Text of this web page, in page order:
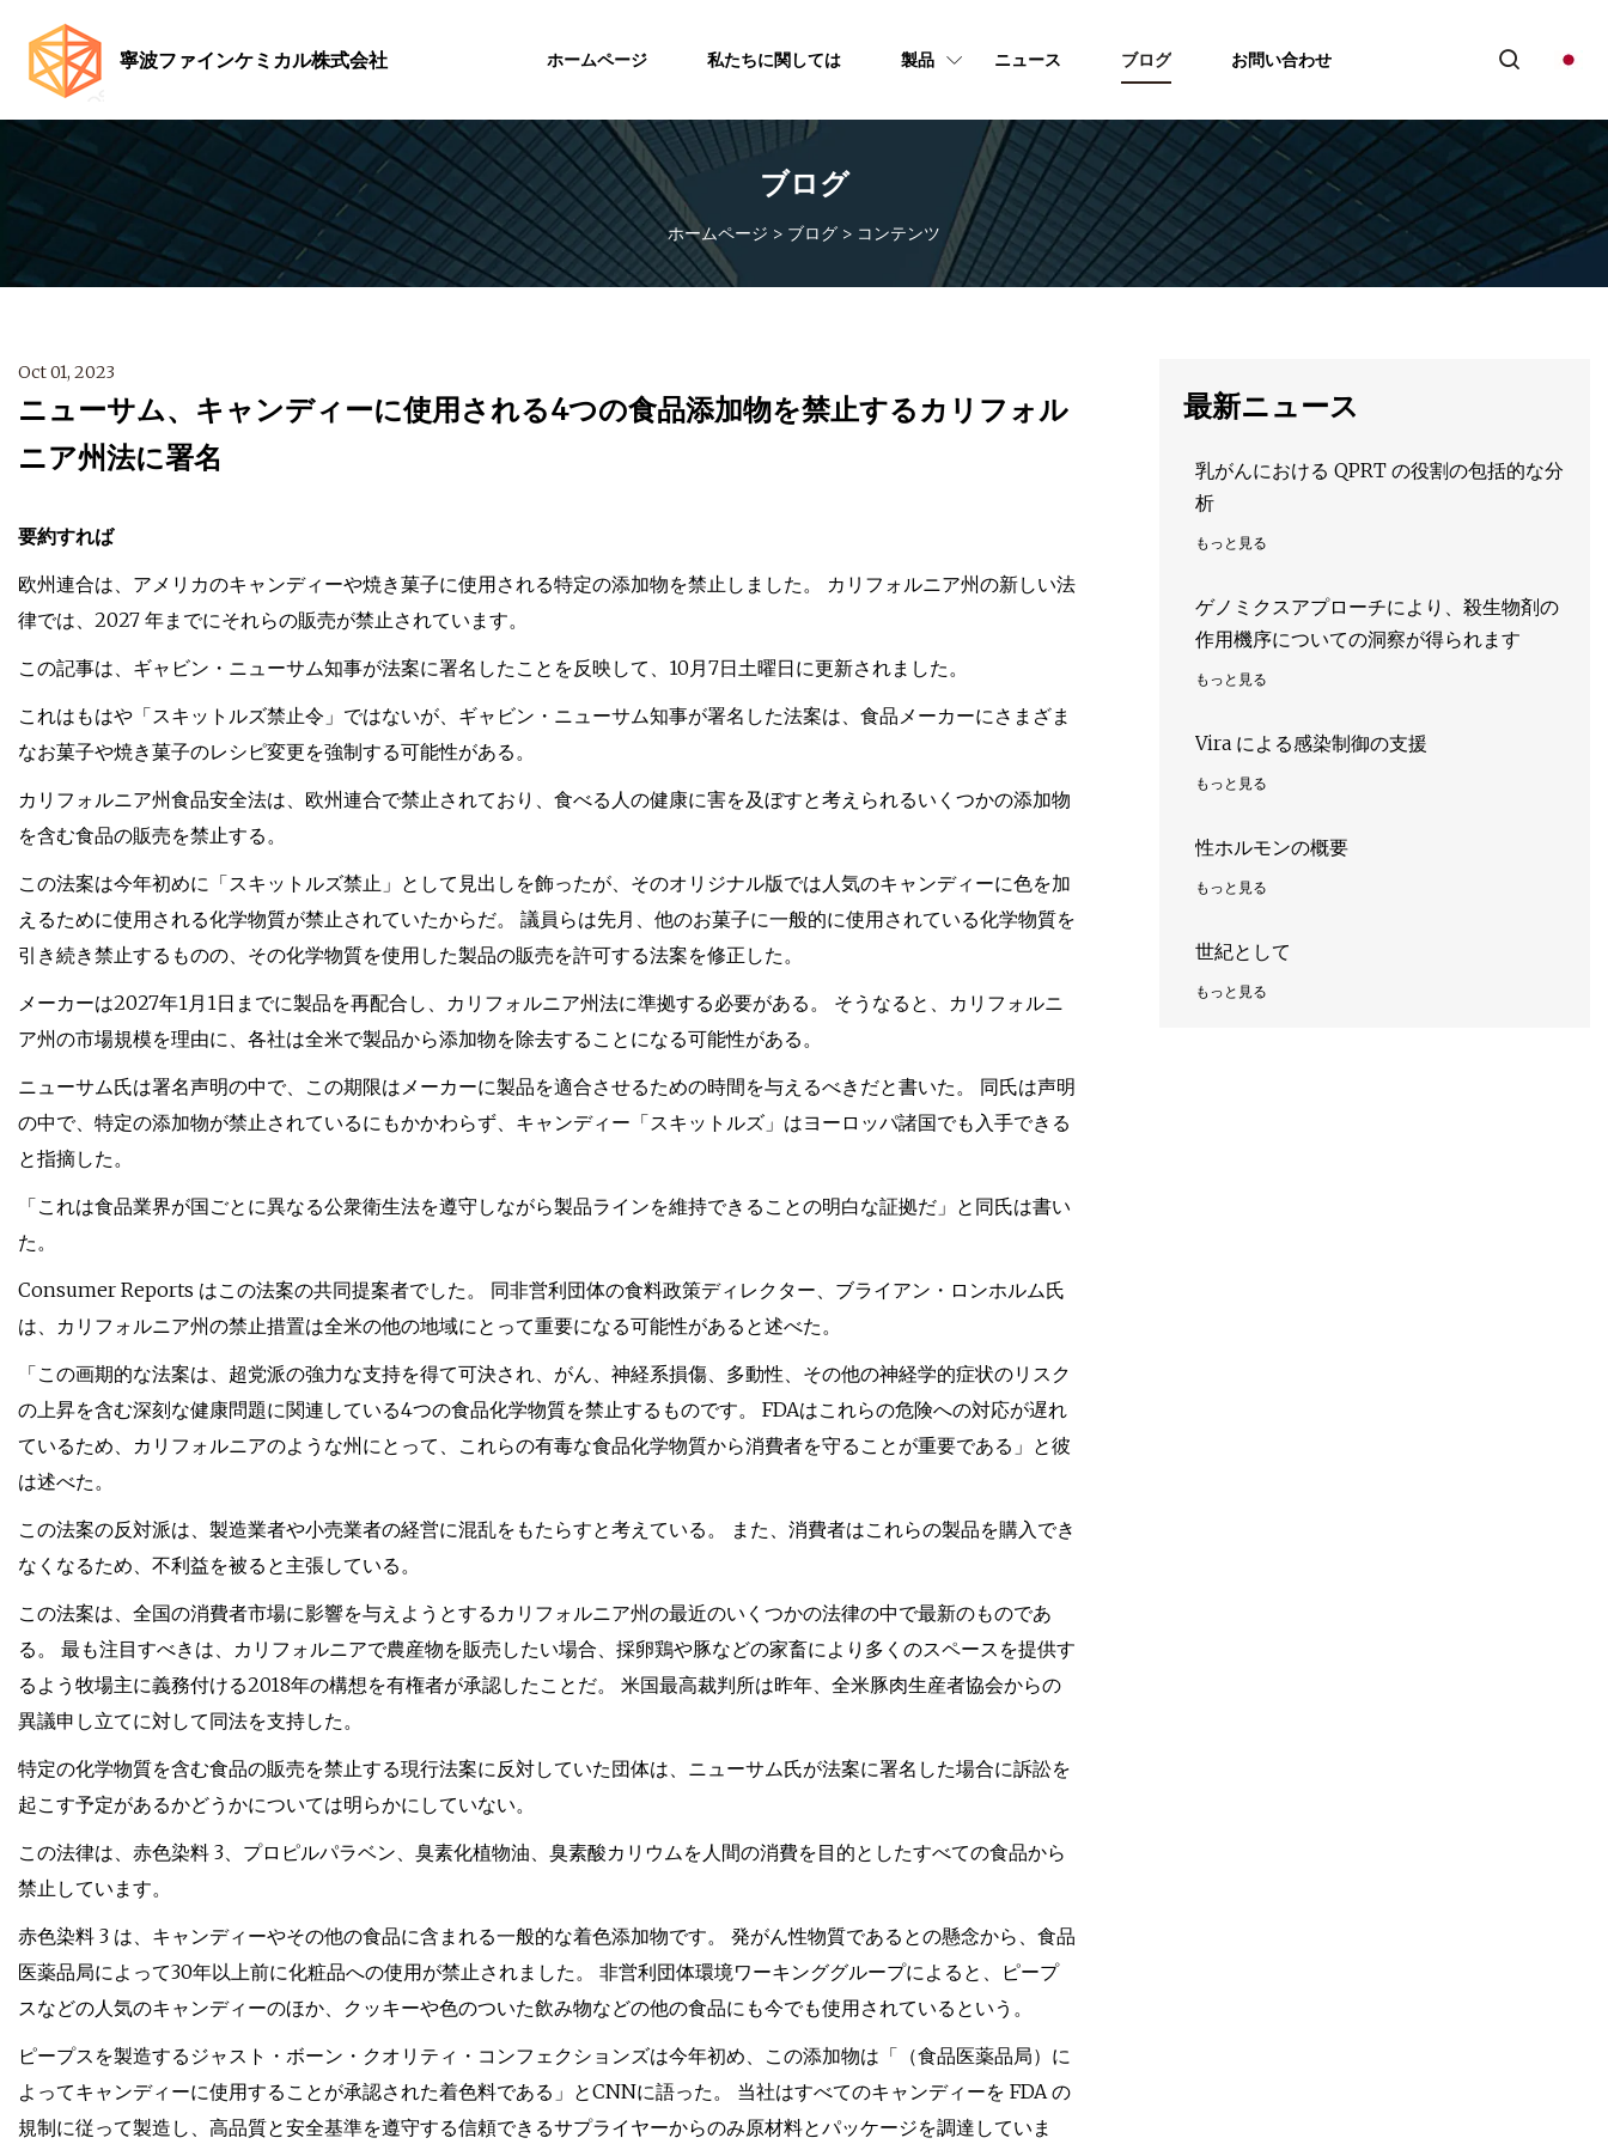
寧波ファインケミカル株式会社 ホームページ 私たちに関しては 製品 ニュース ブログ お問い合わせ
ブログ
ホームページ > ブログ > コンテンツ
Oct 01, 2023
ニューサム、キャンディーに使用される4つの食品添加物を禁止するカリフォル
ニア州法に署名
要約すれば
欧州連合は、アメリカのキャンディーや焼き菓子に使用される特定の添加物を禁止しました。 カリフォルニア州の新しい法
律では、2027 年までにそれらの販売が禁止されています。
この記事は、ギャビン・ニューサム知事が法案に署名したことを反映して、10月7日土曜日に更新されました。
これはもはや「スキットルズ禁止令」ではないが、ギャビン・ニューサム知事が署名した法案は、食品メーカーにさまざま
なお菓子や焼き菓子のレシピ変更を強制する可能性がある。
カリフォルニア州食品安全法は、欧州連合で禁止されており、食べる人の健康に害を及ぼすと考えられるいくつかの添加物
を含む食品の販売を禁止する。
この法案は今年初めに「スキットルズ禁止」として見出しを飾ったが、そのオリジナル版では人気のキャンディーに色を加
えるために使用される化学物質が禁止されていたからだ。 議員らは先月、他のお菓子に一般的に使用されている化学物質を
引き続き禁止するものの、その化学物質を使用した製品の販売を許可する法案を修正した。
メーカーは2027年1月1日までに製品を再配合し、カリフォルニア州法に準拠する必要がある。 そうなると、カリフォルニ
ア州の市場規模を理由に、各社は全米で製品から添加物を除去することになる可能性がある。
ニューサム氏は署名声明の中で、この期限はメーカーに製品を適合させるための時間を与えるべきだと書いた。 同氏は声明
の中で、特定の添加物が禁止されているにもかかわらず、キャンディー「スキットルズ」はヨーロッパ諸国でも入手できる
と指摘した。
「これは食品業界が国ごとに異なる公衆衛生法を遵守しながら製品ラインを維持できることの明白な証拠だ」と同氏は書い
た。
Consumer Reports はこの法案の共同提案者でした。 同非営利団体の食料政策ディレクター、ブライアン・ロンホルム氏
は、カリフォルニア州の禁止措置は全米の他の地域にとって重要になる可能性があると述べた。
「この画期的な法案は、超党派の強力な支持を得て可決され、がん、神経系損傷、多動性、その他の神経学的症状のリスク
の上昇を含む深刻な健康問題に関連している4つの食品化学物質を禁止するものです。 FDAはこれらの危険への対応が遅れ
ているため、カリフォルニアのような州にとって、これらの有毒な食品化学物質から消費者を守ることが重要である」と彼
は述べた。
この法案の反対派は、製造業者や小売業者の経営に混乱をもたらすと考えている。 また、消費者はこれらの製品を購入でき
なくなるため、不利益を被ると主張している。
この法案は、全国の消費者市場に影響を与えようとするカリフォルニア州の最近のいくつかの法律の中で最新のものであ
る。 最も注目すべきは、カリフォルニアで農産物を販売したい場合、採卵鶏や豚などの家畜により多くのスペースを提供す
るよう牧場主に義務付ける2018年の構想を有権者が承認したことだ。 米国最高裁判所は昨年、全米豚肉生産者協会からの
異議申し立てに対して同法を支持した。
特定の化学物質を含む食品の販売を禁止する現行法案に反対していた団体は、ニューサム氏が法案に署名した場合に訴訟を
起こす予定があるかどうかについては明らかにしていない。
この法律は、赤色染料 3、プロピルパラベン、臭素化植物油、臭素酸カリウムを人間の消費を目的としたすべての食品から
禁止しています。
赤色染料 3 は、キャンディーやその他の食品に含まれる一般的な着色添加物です。 発がん性物質であるとの懸念から、食品
医薬品局によって30年以上前に化粧品への使用が禁止されました。 非営利団体環境ワーキンググループによると、ピープ
スなどの人気のキャンディーのほか、クッキーや色のついた飲み物などの他の食品にも今でも使用されているという。
ピープスを製造するジャスト・ボーン・クオリティ・コンフェクションズは今年初め、この添加物は「（食品医薬品局）に
よってキャンディーに使用することが承認された着色料である」とCNNに語った。 当社はすべてのキャンディーを FDA の
規制に従って製造し、高品質と安全基準を遵守する信頼できるサプライヤーからのみ原材料とパッケージを調達していま
最新ニュース
乳がんにおける QPRT の役割の包括的な分
析
もっと見る
ゲノミクスアプローチにより、殺生物剤の
作用機序についての洞察が得られます
もっと見る
Vira による感染制御の支援
もっと見る
性ホルモンの概要
もっと見る
世紀として
もっと見る